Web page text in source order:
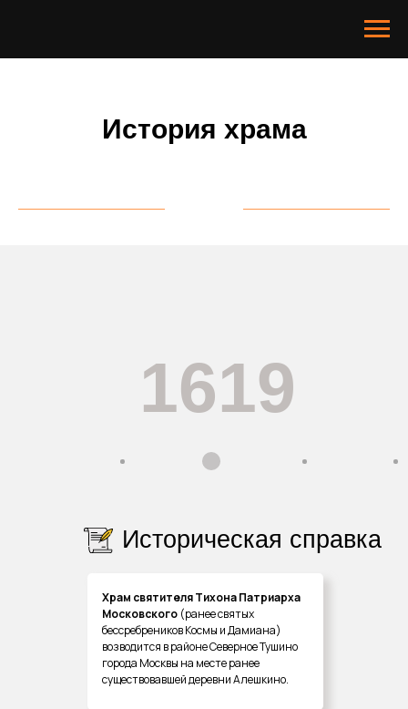
История храма
1619
Храм святителя Тихона Патриарха
Московского (ранее святых
бессребреников Космы и Дамиана)
возводится в районе Северное Тушино
города Москвы на месте ранее
существовавшей деревни Алешкино.
Историческая справка